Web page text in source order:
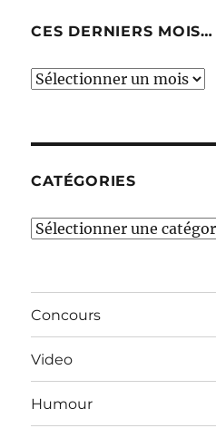
CES DERNIERS MOIS…
Ces
CATÉGORIES
Catégories
Concours
Video
Humour